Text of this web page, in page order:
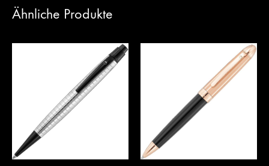
Ähnliche Produkte